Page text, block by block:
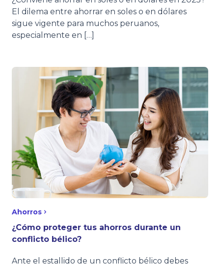
El dilema entre ahorrar en soles o en dólares
sigue vigente para muchos peruanos,
especialmente en […]
Ahorros
¿Cómo proteger tus ahorros durante un
conflicto bélico?
Ante el estallido de un conflicto bélico debes